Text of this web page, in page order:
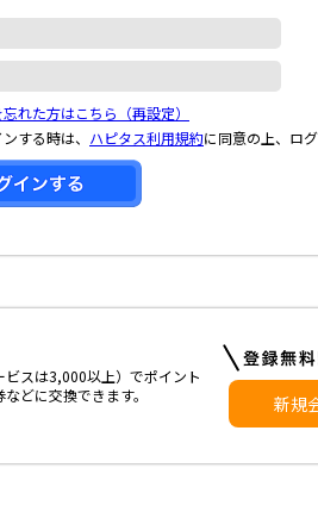
れた方はこちら（再設定）
する時は、 ハピタス利用規約に同意の上、ロ
スは3,000以上）でポイント
どに交換できます。
新規